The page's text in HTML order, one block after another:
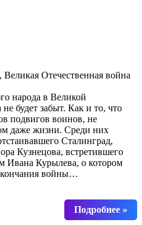
Отечественная война
народа в Великой
будет забыт. Как и то, что
подвигов воинов, не
даже жизни. Среди них
Сталинград,
Кузнецова, встретившего
Ивана Курылева, о котором
войны…